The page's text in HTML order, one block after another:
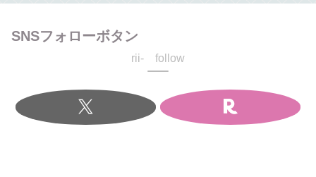
SNSフォローボタン
rii- follow